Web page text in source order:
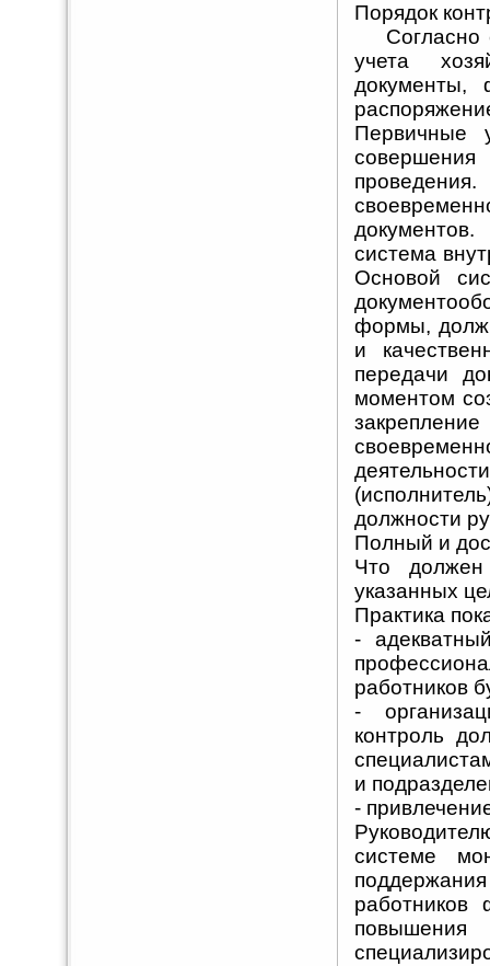
Порядок
Согласно
учета
документы,
Первичные
система
Основой
формы,
и
передачи
моментом
должности
Полный и
Что должен
указанных
Практика
-
работников
-
контроль
и
-
системе
работников